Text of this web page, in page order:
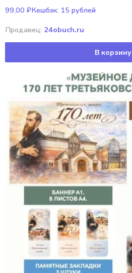
99,00 ₽Кешбэк: 15 рублей
Продавец: 24obuch.ru
В корзину